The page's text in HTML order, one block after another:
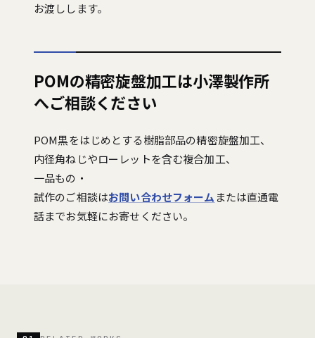
お渡しします。
POMの精密旋盤加工は小澤製作所
へご相談ください
POM黒をはじめとする樹脂部品の精密旋盤加工、
内径角ねじやローレットを含む複合加工、
一品もの・
試作のご相談はお問い合わせフォーム または直通電
話までお気軽にお寄せください。